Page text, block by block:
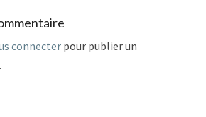
connecter pour publier un